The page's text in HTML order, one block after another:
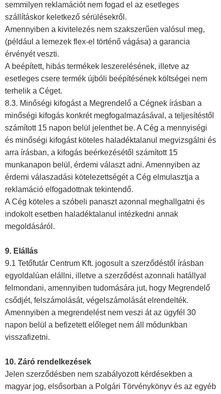
semmilyen reklamációt nem fogad el az esetleges
szállításkor keletkező sérülésekről.
Amennyiben a kivitelezés nem szakszerűen valósul meg,
(például a lemezek flex-el történő vágása) a garancia
érvényét veszti.
A beépített, hibás termékek leszerelésének, illetve az
esetleges csere termék újbóli beépítésének költségei nem
terhelik a Céget.
8.3. Minőségi kifogást a Megrendelő a Cégnek írásban a
minőségi kifogás konkrét megfogalmazásával, a teljesítéstől
számított 15 napon belül jelenthet be. A Cég a mennyiségi
és minőségi kifogást köteles haladéktalanul megvizsgálni és
arra írásban, a kifogás beérkezésétől számított 15
munkanapon belül, érdemi választ adni. Amennyiben az
érdemi válaszadási kötelezettségét a Cég elmulasztja a
reklamáció elfogadottnak tekintendő.
A Cég köteles a szóbeli panaszt azonnal meghallgatni és
indokolt esetben haladéktalanul intézkedni annak
megoldásáról.
9. Elállás
9.1 Tetőfutár Centrum Kft. jogosult a szerződéstől írásban
egyoldalúan elállni, illetve a szerződést azonnali hatállyal
felmondani, amennyiben tudomására jut, hogy Megrendelő
csődjét, felszámolását, végelszámolását elrendelték.
Amennyiben a megrendelést nem veszi át az ügyfél 30
napon belül a befizetett előleget nem áll módunkban
visszafizetni.
10. Záró rendelkezések
Jelen szerződésben nem szabályozott kérdésekben a
magyar jog, elsősorban a Polgári Törvénykönyv és az egyéb